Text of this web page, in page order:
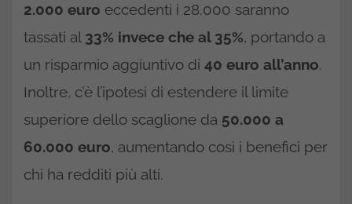
2.000 euro eccedenti i 28.000 saranno
tassati al 33% invece che al 35%, portando a
un risparmio aggiuntivo di 40 euro all’anno.
Inoltre, c’è l’ipotesi di estendere il limite
superiore dello scaglione da 50.000 a
60.000 euro, aumentando così i benefici per
chi ha redditi più alti.